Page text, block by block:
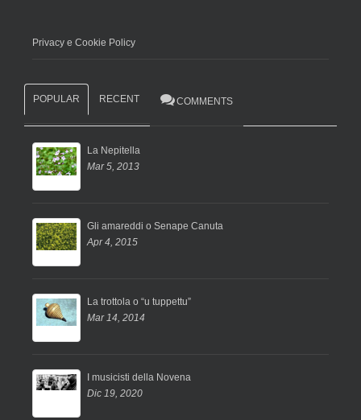
Privacy e Cookie Policy
POPULAR RECENT COMMENTS
La Nepitella
Mar 5, 2013
Gli amareddi o Senape Canuta
Apr 4, 2015
La trottola o “u tuppettu”
Mar 14, 2014
I musicisti della Novena
Dic 19, 2020